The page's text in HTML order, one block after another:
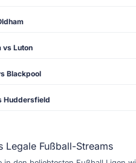
vs Luton
Blackpool
Huddersfield
Legale Fußball-Streams